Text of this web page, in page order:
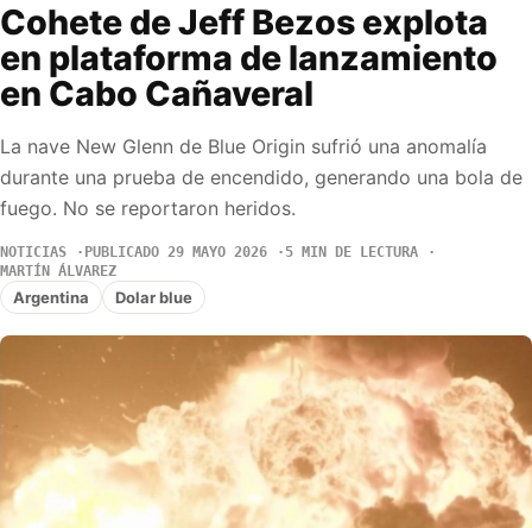
Cohete de Jeff Bezos explota
en plataforma de lanzamiento
en Cabo Cañaveral
La nave New Glenn de Blue Origin sufrió una anomalía
durante una prueba de encendido, generando una bola de
fuego. No se reportaron heridos.
NOTICIAS PUBLICADO 29 MAYO 2026
5 MIN DE LECTURA
MARTÍN ÁLVAREZ
Argentina Dolar blue